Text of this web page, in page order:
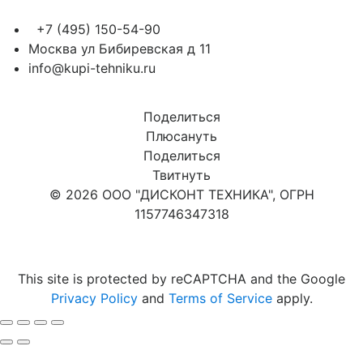
+7 (495) 150-54-90
Москва ул Бибиревская д 11
info@kupi-tehniku.ru
Поделиться
Плюсануть
Поделиться
Твитнуть
© 2026 ООО "ДИСКОНТ ТЕХНИКА", ОГРН
1157746347318
This site is protected by reCAPTCHA and the Google
Privacy Policyand Terms of Serviceapply.